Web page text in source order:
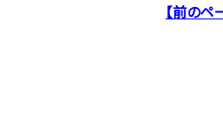
【前のペ